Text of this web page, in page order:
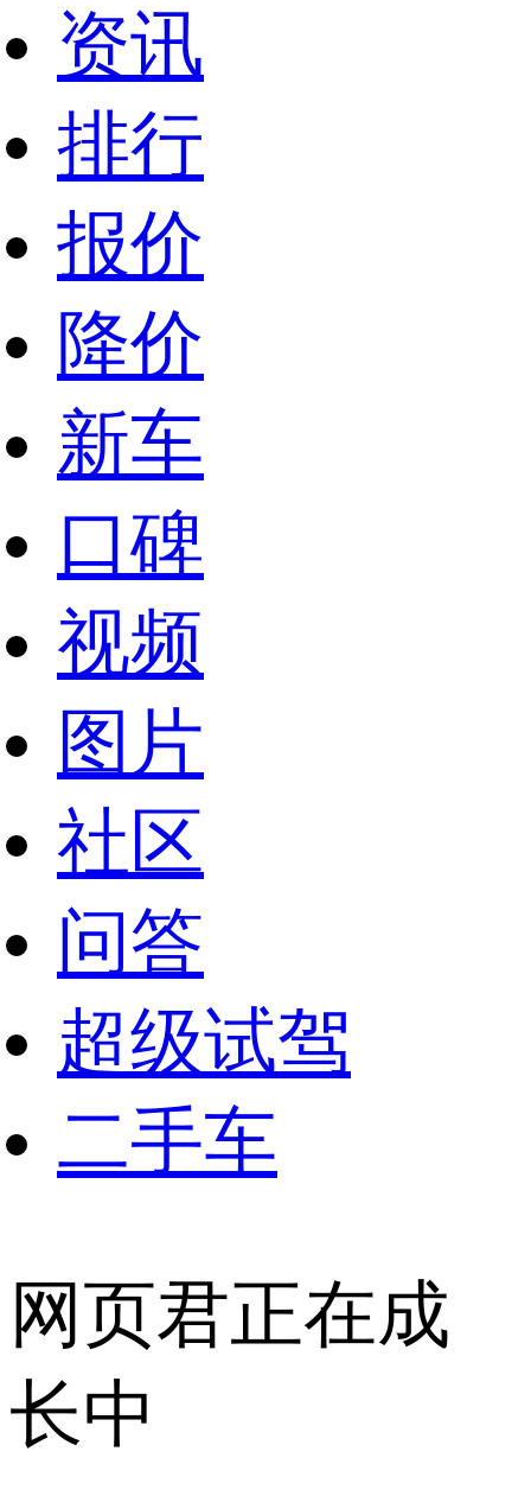
资讯
排行
报价
降价
新车
口碑
视频
图片
社区
问答
超级试驾
二手车
网页君正在成
长中